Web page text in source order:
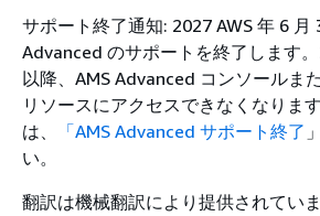
サポート終了通知: 2027 AWS 年 6 月
Advanced のサポートを終了します
以降、AMS Advanced コンソールま
リソースにアクセスできなくなりま
は、
「AMS Advanced サポート終了
い。
翻訳は機械翻訳により提供されてい